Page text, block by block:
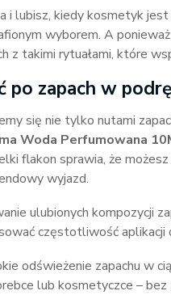
i lubisz, kiedy kosmetyk
wyborem. A
z takimi rytuałami, które
po zapach w
się nie tylko nutami
Woda Perfumowana
flakon sprawia, że
wyjazd.
ulubionych kompozycji
częstotliwość aplikacji
odświeżenie zapachu w
lub kosmetyczce – bez